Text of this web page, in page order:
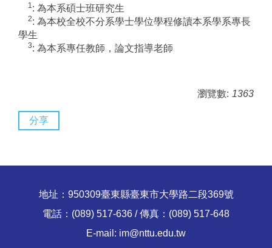
1: 為本系碩士班研究生
2: 為本校全校不分系學士學位學程修讀本系學系專長
學生
3: 為本系專任教師，論文指導老師
瀏覽數: 1363
分享
地址：950309臺東縣臺東市大學路二段369號
電話：(089) 517-636 / 傳真：(089) 517-648
E-mail: im@nttu.edu.tw